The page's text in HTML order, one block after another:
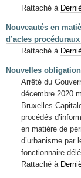
Rattaché à
Nouveautés en
d’actes
Rattaché à
Nouvelles
Arrêté du
décembre 2020
Bruxelles
procédés
en matière de
d’urbanisme par
fonctionnaire
Rattaché à